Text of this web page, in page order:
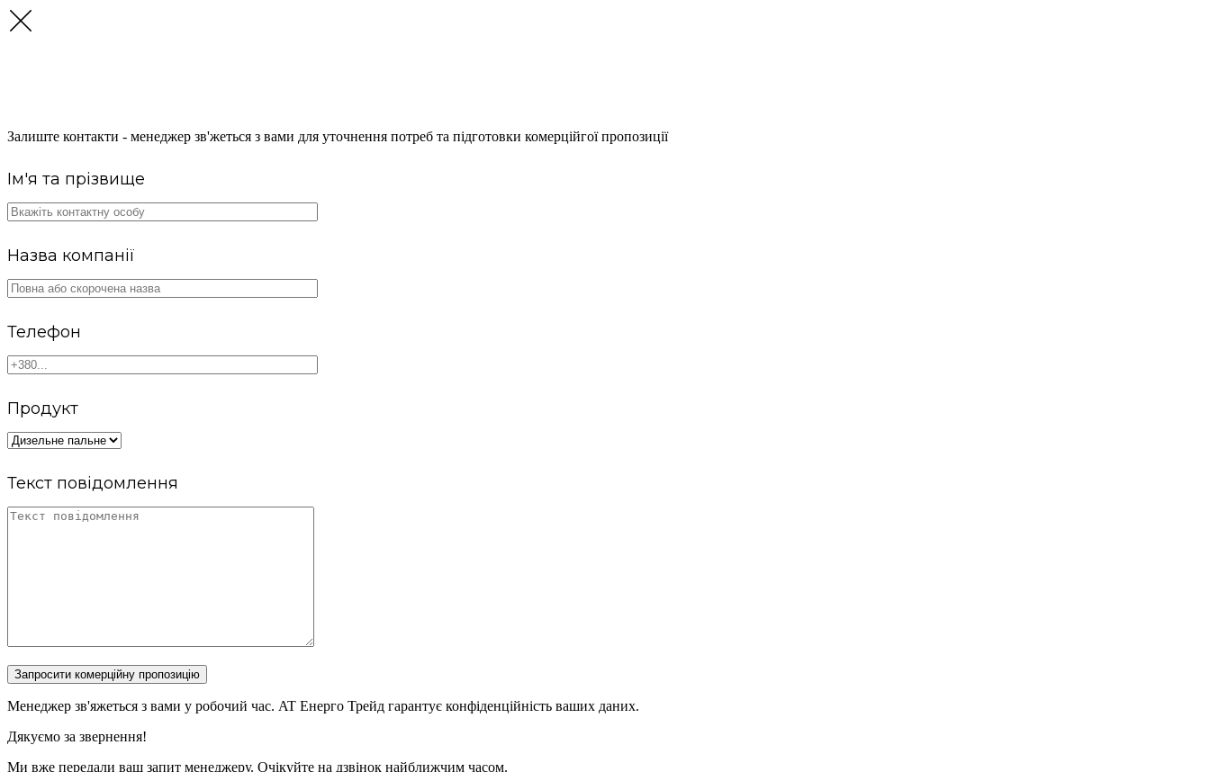
Залиште контакти - менеджер зв'жеться з вами для уточнення потреб та підготовки комерційгої пропозиції
Ім'я та прізвище
Назва компанії
Телефон
Продукт
Текст повідомлення
Запросити комерційну пропозицію
Менеджер зв'яжеться з вами у робочий час. AT Енерго Трейд гарантує конфіденційність ваших даних.
Дякуємо за звернення!
Ми вже передали ваш запит менеджеру. Очікуйте на дзвінок найближчим часом.